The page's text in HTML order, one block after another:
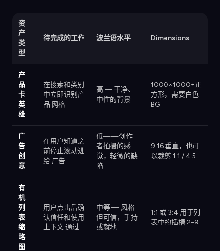
资
产
类
型
待完成的工作 波兰语水平 Dimensions
产
品
卡
英
雄
在搜索和类别
中立即识别产
品 网格
高 — 干净、
中性的背景
1000×1000+正
方形，需要白色
BG
广
告
创
意
在用户知道之
前停止滚动进
给 广告
低——创作
者拍摄的感
觉，轻微的缺
陷
9:16 垂直，也可
以裁剪 1:1 / 4:5
有
机
列
表
缩
略
图
用户点击后确
认信任和使用
上下文 通过
中等 — 风格
但可信，手持
或就地
1:1 或 3:4 用于列
表中的插槽 2–9